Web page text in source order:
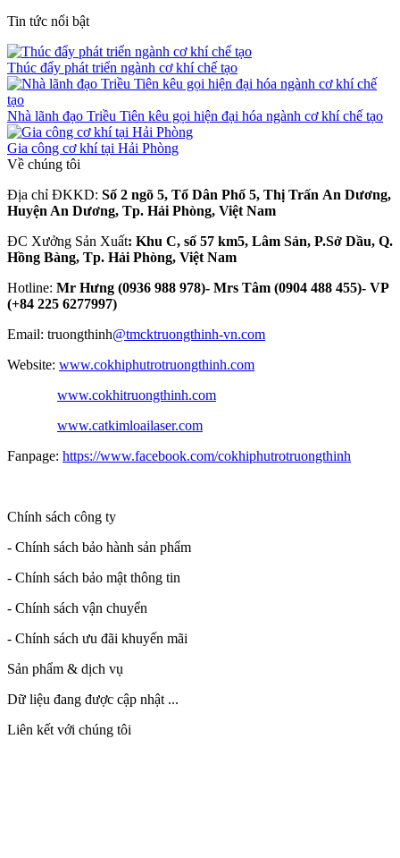
Tin tức nổi bật
Thúc đẩy phát triển ngành cơ khí chế tạo
Nhà lãnh đạo Triều Tiên kêu gọi hiện đại hóa ngành cơ khí chế tạo
Gia công cơ khí tại Hải Phòng
Về chúng tôi
Địa chỉ ĐKKD: Số 2 ngõ 5, Tổ Dân Phố 5, Thị Trấn An Dương,
Huyện An Dương, Tp. Hải Phòng, Việt Nam
ĐC Xưởng Sản Xuất: Khu C, số 57 km5, Lâm Sản, P.Sở Dầu, Q.
Hồng Bàng, Tp. Hải Phòng, Việt Nam
Hotline: Mr Hưng (0936 988 978)- Mrs Tâm (0904 488 455)- VP
(+84 225 6277997)
Email: truongthinh@tmcktruongthinh-vn.com
Website: www.cokhiphutrotruongthinh.com
www.cokhitruongthinh.com
www.catkimloailaser.com
Fanpage: https://www.facebook.com/cokhiphutrotruongthinh
Chính sách công ty
- Chính sách bảo hành sản phẩm
- Chính sách bảo mật thông tin
- Chính sách vận chuyển
- Chính sách ưu đãi khuyến mãi
Sản phẩm & dịch vụ
Dữ liệu đang được cập nhật ...
Liên kết với chúng tôi